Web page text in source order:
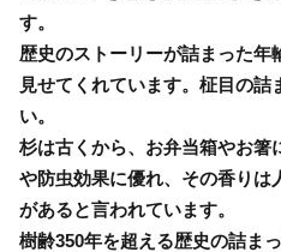
す。
歴史のストーリーが詰まった年
見せてくれています。柾目の詰
い。
杉は古くから、お弁当箱やお箸
や防虫効果に優れ、その香りは
があると言われています。
樹齢350年を超える歴史の詰ま